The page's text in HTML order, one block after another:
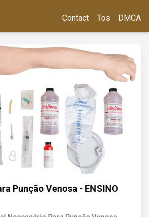
Contact Tos DMCA
Punção Venosa - ENSINO